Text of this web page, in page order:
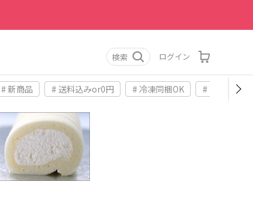
検索 ログイン
# 新商品 # 送料込みor0円 # 冷凍同梱OK # お土産